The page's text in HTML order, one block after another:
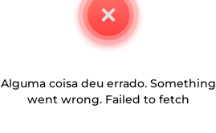
Alguma coisa deu errado. Something
went wrong. Failed to fetch